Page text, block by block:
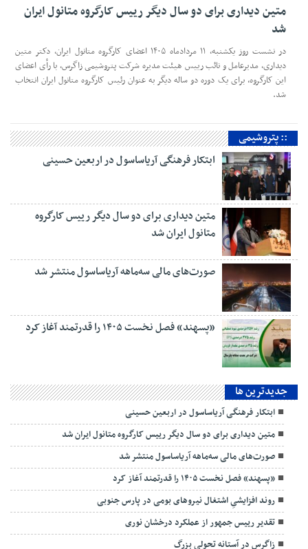
متین دیداری برای دو سال دیگر رییس کارگروه متانول ایران
شد
در نشست روز یکشنبه، ۱۱ مردادماه ۱۴۰۵ اعضای کارگروه متانول ایران، دکتر متین
دیداری، مدیرعامل و‌ نائب رییس هیئت مدیره شرکت پتروشیمی زاگرس، با رأی اعضای
این کارگروه، برای یک دوره دو ساله دیگر به عنوان رئیس کارگروه متانول ایران انتخاب
شد.
:: پتروشیمی
ابتکار فرهنگی آریاساسول در اربعین حسینی
متین دیداری برای دو سال دیگر رییس کارگروه
متانول ایران شد
صورت‌های مالی سه‌ماهه آریاساسول منتشر شد
«پسهند» فصل نخست ۱۴۰۵ را قدرتمند آغاز کرد
جديدترين ها
ابتکار فرهنگی آریاساسول در اربعین حسینی
متین دیداری برای دو سال دیگر رییس کارگروه متانول ایران شد
صورت‌های مالی سه‌ماهه آریاساسول منتشر شد
«پسهند» فصل نخست ۱۴۰۵ را قدرتمند آغاز کرد
روند افزایشیِ اشتغال نیروهای بومی در پارس جنوبی
تقدیر رییس جمهور از عملکرد درخشان نوری
زاگرس در آستانه تحولی بزرگ